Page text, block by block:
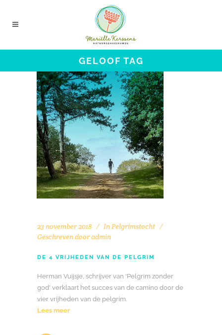
GELOOF TAG
23 november 2018 InPelgrimstocht
Geschreven dooradmin
DE 4 VRIJHEDEN VAN DE PELGRIM
Herman Vuijsje, schrijver van 'Pelgrim zonder
god' verklaart het succes van de camino door de
vier vrijheden van de pelgrim.
Lees meer